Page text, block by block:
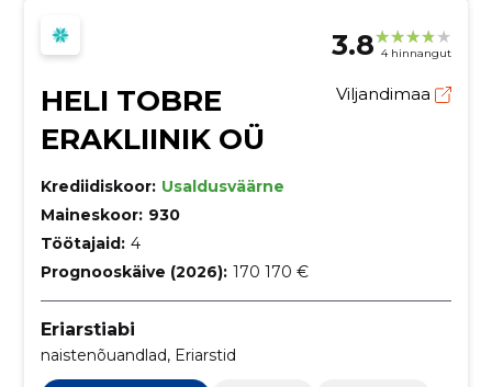
3.8 4 hinnangut
HELI TOBRE
ERAKLIINIK OÜ
Viljandimaa
Krediidiskoor: Usaldusväärne
Maineskoor: 930
Töötajaid: 4
Prognooskäive (2026): 170 170 €
Eriarstiabi
naistenõuandlad, Eriarstid